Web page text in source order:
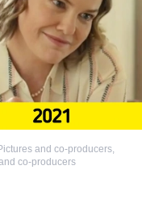
and co-producers,
co-producers